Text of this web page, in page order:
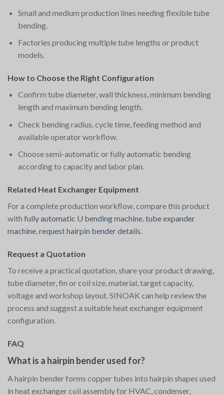
Small and medium production lines needing flexible tube
bending.
Factories producing multiple tube lengths or product
models.
How to Choose the Right Configuration
Confirm tube diameter, wall thickness, minimum bending
length and maximum bending length.
Check bending radius, cycle time, feeding method and
available operator workflow.
Choose semi-automatic or fully automatic bending
according to capacity and labor plan.
Related Heat Exchanger Equipment
For a complete production workflow, compare this product
with fully automatic U bending machine,tube expander
machine,request hairpin bender details.
Request a Quotation
To receive a practical quotation, share your product drawing,
tube diameter, fin or coil size, material, target capacity,
voltage and workshop layout. SINOAK can help review the
process and suggest a suitable heat exchanger equipment
configuration.
FAQ
What is a hairpin bender used for?
A hairpin bender forms copper tubes into hairpin shapes used
in heat exchanger coil assembly for HVAC, condenser,